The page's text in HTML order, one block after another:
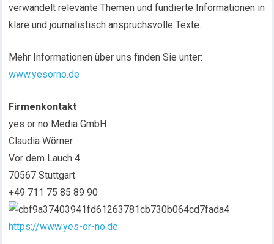
verwandelt relevante Themen und fundierte Informationen in
klare und journalistisch anspruchsvolle Texte.
Mehr Informationen über uns finden Sie unter:
www.yesorno.de
Firmenkontakt
yes or no Media GmbH
Claudia Wörner
Vor dem Lauch 4
70567 Stuttgart
+49 711 75 85 89 90
https://www.yes-or-no.de